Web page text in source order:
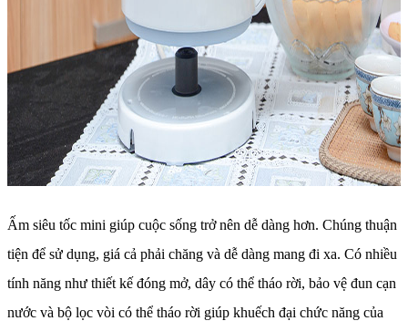
Ấm siêu tốc mini giúp cuộc sống trở nên dễ dàng hơn. Chúng thuận
tiện để sử dụng, giá cả phải chăng và dễ dàng mang đi xa. Có nhiều
tính năng như thiết kế đóng mở, dây có thể tháo rời, bảo vệ đun cạn
nước và bộ lọc vòi có thể tháo rời giúp khuếch đại chức năng của